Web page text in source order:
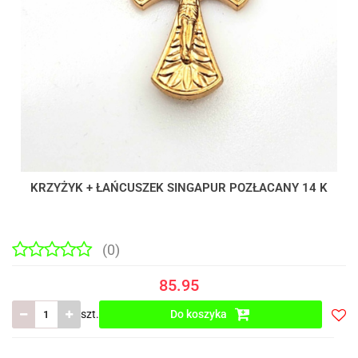
KRZYŻYK + ŁAŃCUSZEK SINGAPUR POZŁACANY 14 K
(0)
85.95
szt. Do koszyka